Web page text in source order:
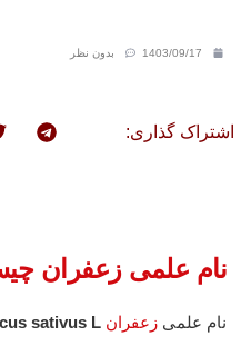
1403/09/17 بدون نظر
اشتراک گذاری:
نام علمی زعفران
نام علمی زعفران sativus L.